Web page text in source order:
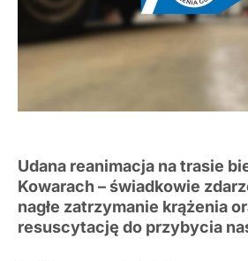
Udana reanimacja na trasie
Kowarach – świadkowie
nagłe zatrzymanie krążenia
resuscytację do przybycia